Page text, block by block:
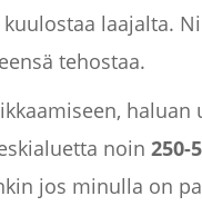
laajalta.
tehostaa.
haluan
noin 250-
jos minulla on